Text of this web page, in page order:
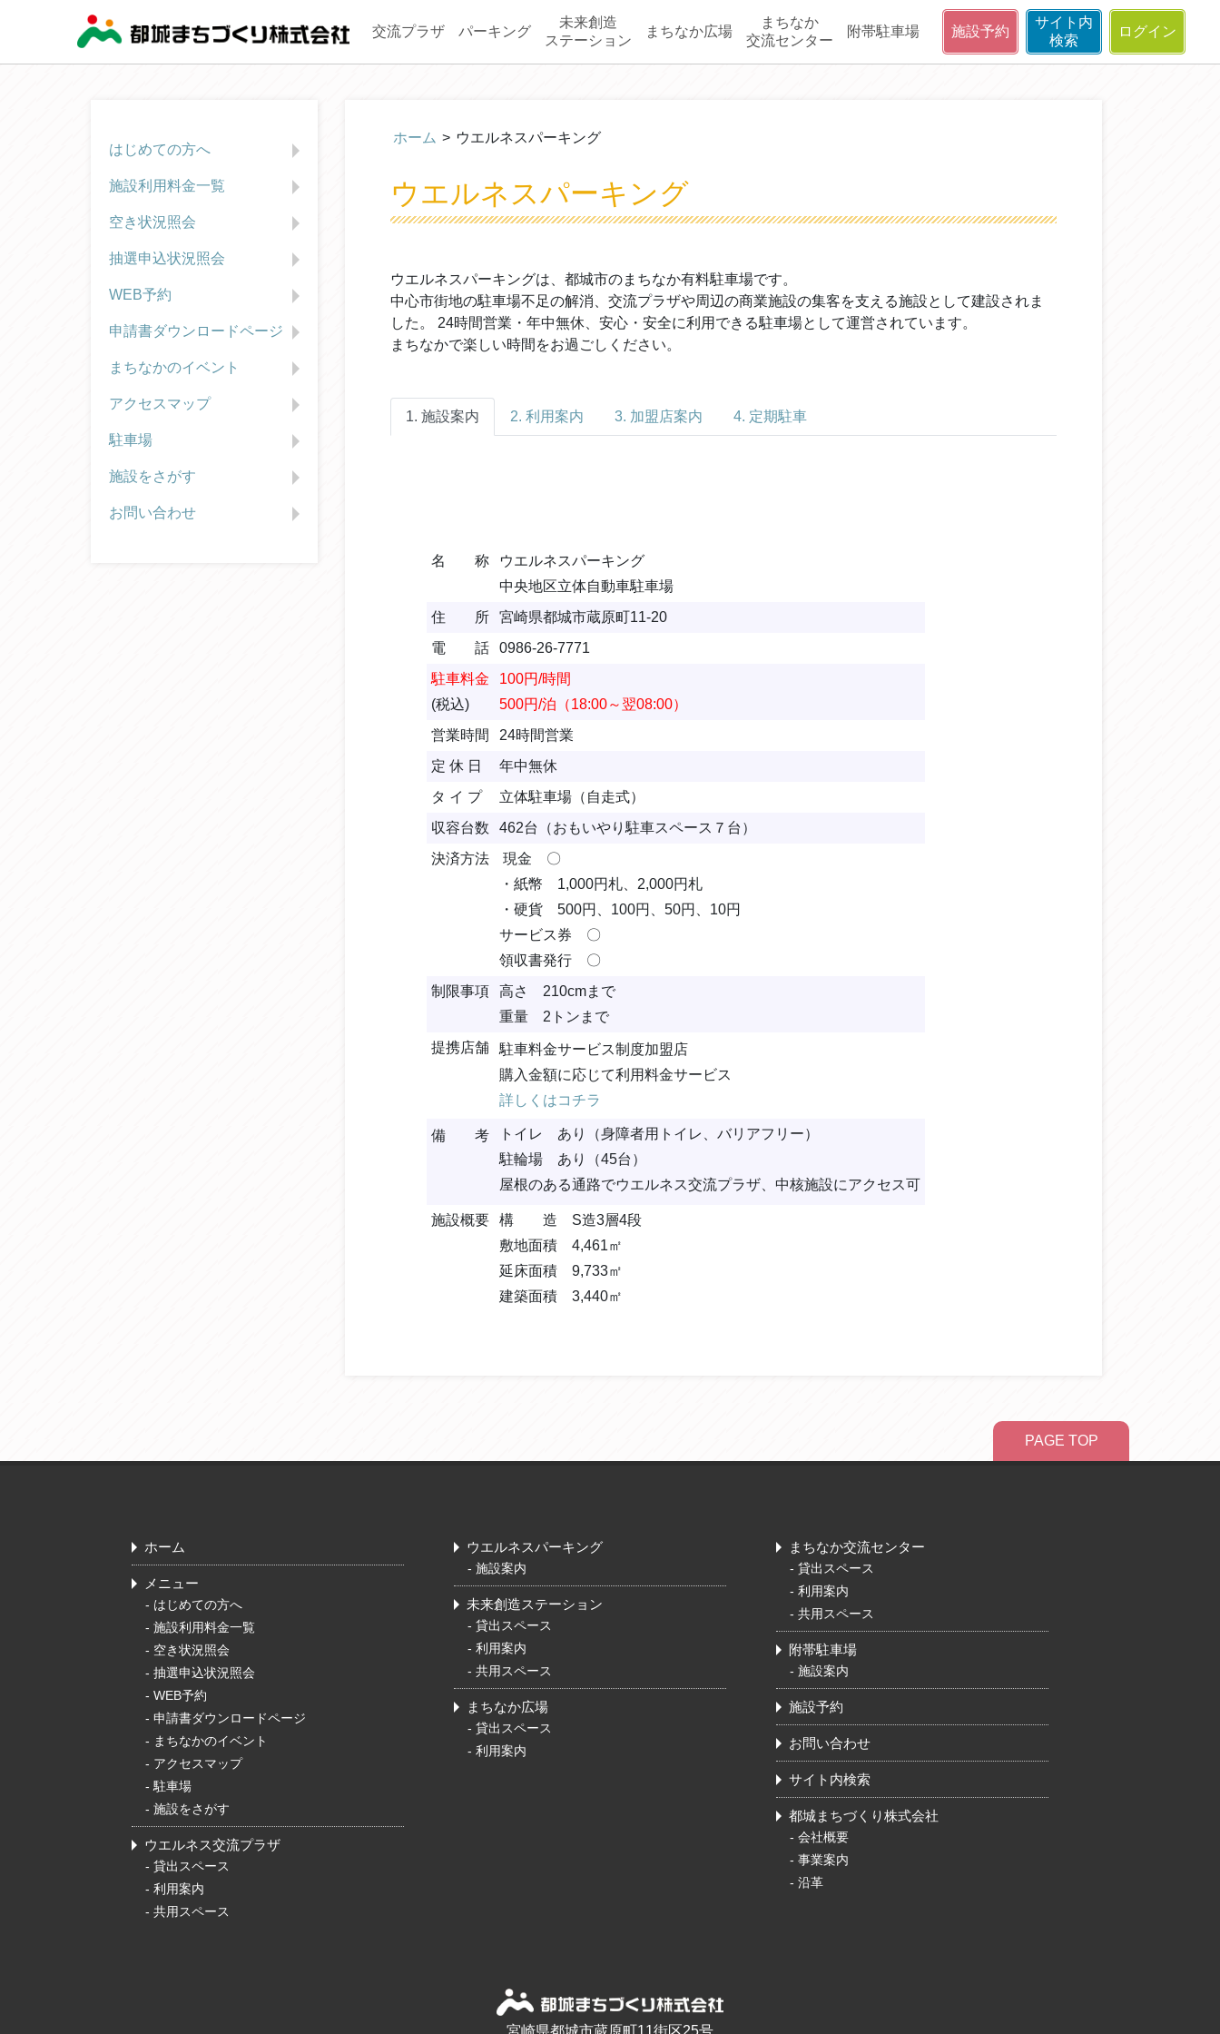
交流プラザ パーキング
未来創造
ステーション
まちなか広場
まちなか
交流センター
附帯駐車場 施設予約
サイト内
検索
ログイン
はじめての方へ
施設利用料金一覧
空き状況照会
抽選申込状況照会
WEB予約
申請書ダウンロードページ
まちなかのイベント
アクセスマップ
駐車場
施設をさがす
お問い合わせ
ホーム > ウエルネスパーキング
ウエルネスパーキング
ウエルネスパーキングは、都城市のまちなか有料駐車場です。
中心市街地の駐車場不足の解消、交流プラザや周辺の商業施設の集客を支える施設として建設されま
した。 24時間営業・年中無休、安心・安全に利用できる駐車場として運営されています。
まちなかで楽しい時間をお過ごしください。
1. 施設案内 2. 利用案内 3. 加盟店案内 4. 定期駐車
名 称
ウエルネスパーキング
中央地区立体自動車駐車場
住 所
宮崎県都城市蔵原町11-20
電 話
0986-26-7771
駐車料金
(税込)
100円/時間
500円/泊（18:00～翌08:00）
営業時間
24時間営業
定 休 日
年中無休
タ イ プ
立体駐車場（自走式）
収容台数
462台（おもいやり駐車スペース７台）
決済方法
現金 〇
・紙幣 1,000円札、2,000円札
・硬貨 500円、100円、50円、10円
サービス券 〇
領収書発行 〇
制限事項
高さ 210cmまで
重量 2トンまで
提携店舗
駐車料金サービス制度加盟店
購入金額に応じて利用料金サービス
詳しくはコチラ
備 考
トイレ あり（身障者用トイレ、バリアフリー）
駐輪場 あり（45台）
屋根のある通路でウエルネス交流プラザ、中核施設にアクセス可
施設概要
構 造 S造3層4段
敷地面積 4,461㎡
延床面積 9,733㎡
建築面積 3,440㎡
PAGE TOP
ホーム
メニュー
- はじめての方へ
- 施設利用料金一覧
- 空き状況照会
- 抽選申込状況照会
- WEB予約
- 申請書ダウンロードページ
- まちなかのイベント
- アクセスマップ
- 駐車場
- 施設をさがす
ウエルネス交流プラザ
- 貸出スペース
- 利用案内
- 共用スペース
ウエルネスパーキング
- 施設案内
未来創造ステーション
- 貸出スペース
- 利用案内
- 共用スペース
まちなか広場
- 貸出スペース
- 利用案内
まちなか交流センター
- 貸出スペース
- 利用案内
- 共用スペース
附帯駐車場
- 施設案内
施設予約
お問い合わせ
サイト内検索
都城まちづくり株式会社
- 会社概要
- 事業案内
- 沿革